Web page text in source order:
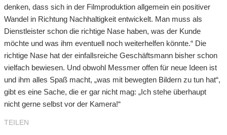
denken, dass sich in der Filmproduktion allgemein ein positiver
Wandel in Richtung Nachhaltigkeit entwickelt. Man muss als
Dienstleister schon die richtige Nase haben, was der Kunde
möchte und was ihm eventuell noch weiterhelfen könnte.“ Die
richtige Nase hat der einfallsreiche Geschäftsmann bisher schon
vielfach bewiesen. Und obwohl Messmer offen für neue Ideen ist
und ihm alles Spaß macht, „was mit bewegten Bildern zu tun hat“,
gibt es eine Sache, die er gar nicht mag: „Ich stehe überhaupt
nicht gerne selbst vor der Kamera!“
TEILEN